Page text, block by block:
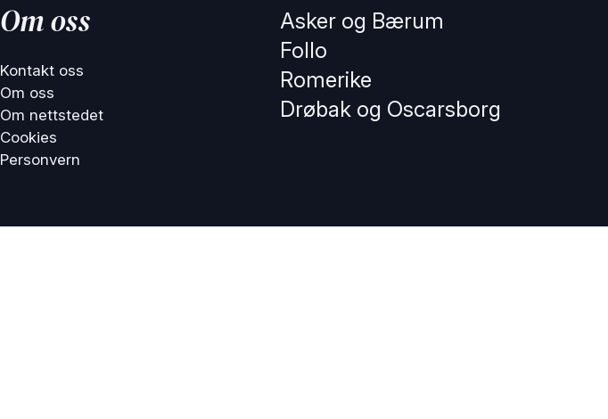
Om oss
Kontakt oss
Om oss
Om nettstedet
Cookies
Personvern
Asker og Bærum
Follo
Romerike
Drøbak og Oscarsborg